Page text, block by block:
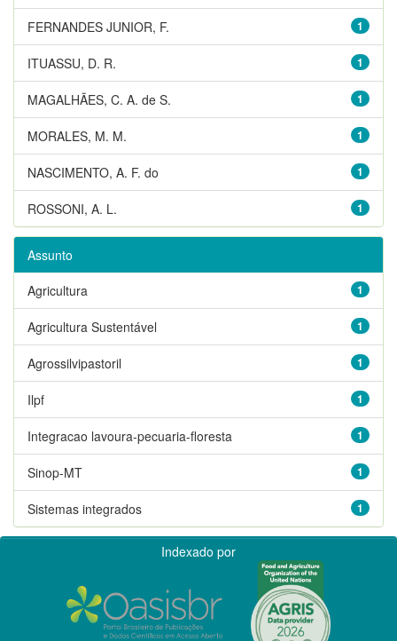
1
FERNANDES JUNIOR, F.
1
ITUASSU, D. R.
1
MAGALHÃES, C. A. de S.
1
MORALES, M. M.
1
NASCIMENTO, A. F. do
1
ROSSONI, A. L.
Assunto
1
Agricultura
1
Agricultura Sustentável
1
Agrossilvipastoril
1
Ilpf
1
Integracao lavoura-pecuaria-floresta
1
Sinop-MT
1
Sistemas integrados
Indexado por